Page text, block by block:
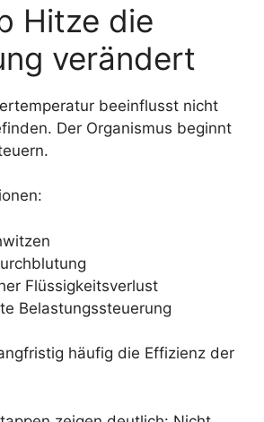
Hitze die
verändert
beeinflusst nicht
Der Organismus beginnt
Flüssigkeitsverlust
Belastungssteuerung
häufig die Effizienz der